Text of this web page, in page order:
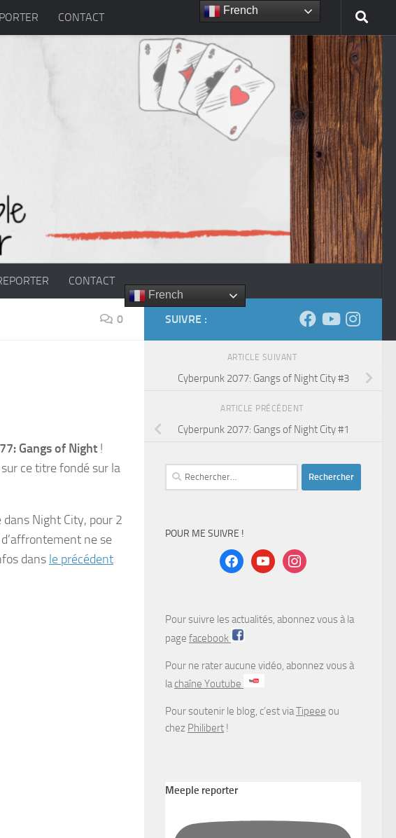
CONTACT
CONTACT
French
0
Gangs of Night !
ce titre fondé sur la
Night City, pour 2
ne se
dans le précédent
SUIVRE :
ARTICLE SUIVANT
Cyberpunk 2077: Gangs of Night City #3
ARTICLE PRÉCÉDENT
Cyberpunk 2077: Gangs of Night City #1
Rechercher :
POUR ME SUIVRE !
facebookyoutubeinstagram
Pour suivre les actualités, abonnez vous à la
page facebook
Pour ne rater aucune vidéo, abonnez vous à
lachaîne Youtube
Pour soutenir le blog, c’est viaTipeee ou
chez Philibert !
Meeple reporter
French